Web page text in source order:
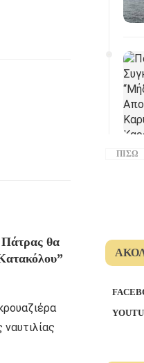
θα
ΠΊΣΩ